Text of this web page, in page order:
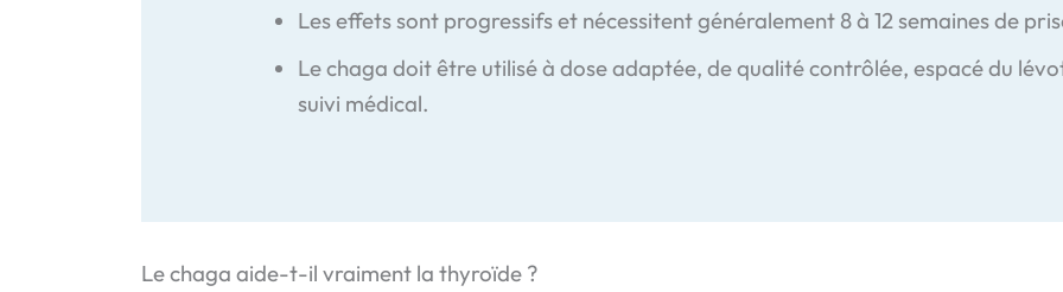
Les effets sont progressifs et nécessitent généralement 8 à 12 semaines de
Le chaga doit être utilisé à dose adaptée, de qualité contrôlée, espacé du
suivi médical.
Le chaga aide-t-il vraiment la thyroïde ?